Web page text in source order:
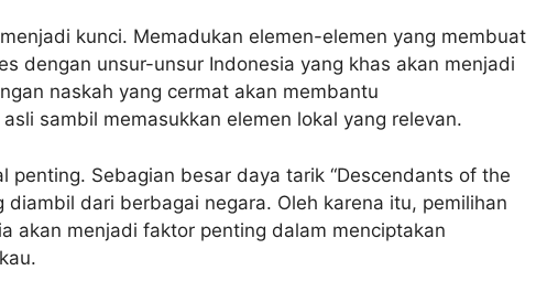
kunci. Memadukan elemen-elemen yang membuat
dengan unsur-unsur Indonesia yang khas akan menjadi
naskah yang cermat akan membantu
sambil memasukkan elemen lokal yang relevan.
penting. Sebagian besar daya tarik “Descendants of the
diambil dari berbagai negara. Oleh karena itu, pemilihan
akan menjadi faktor penting dalam menciptakan